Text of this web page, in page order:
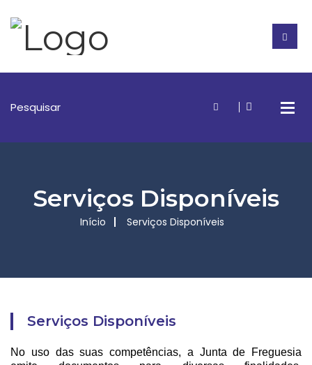
Serviços Disponíveis
Início Serviços Disponíveis
Serviços Disponíveis
No uso das suas competências, a Junta de Freguesia